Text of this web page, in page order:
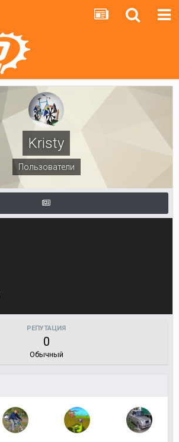
Kristy
Пользователи
РЕПУТАЦИЯ
0
Обычный